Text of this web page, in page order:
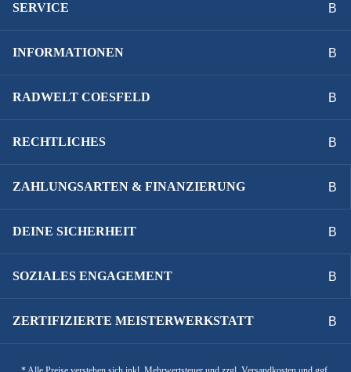
SERVICE
INFORMATIONEN
RADWELT COESFELD
RECHTLICHES
ZAHLUNGSARTEN & FINANZIERUNG
DEINE SICHERHEIT
SOZIALES ENGAGEMENT
ZERTIFIZIERTE MEISTERWERKSTATT